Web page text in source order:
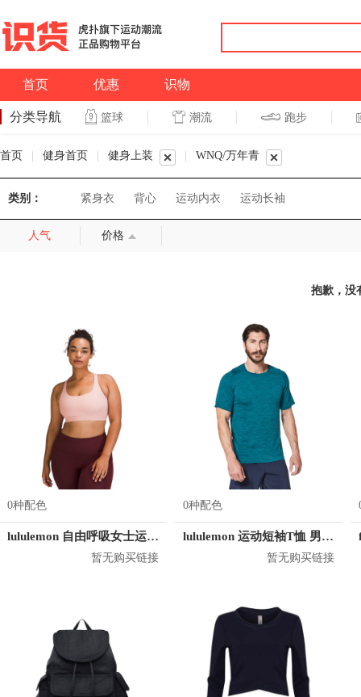
首页 优惠 识物
分类导航 篮球 潮流 跑步
首页 健身首页 健身上装 WNQ/万年青
类别： 紧身衣 背心 运动内衣 运动长袖
人气 价格
抱歉，没
0种配色
lululemon 自由呼吸女士运动文胸
暂无购买链接
0种配色
lululemon 运动短袖T恤 男女同款 LM3AR7S
暂无购买链接